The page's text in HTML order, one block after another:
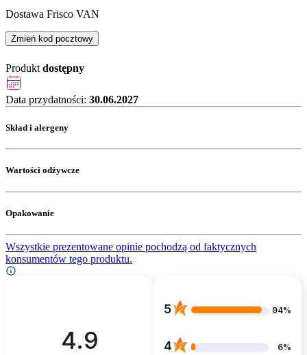
Dostawa Frisco VAN
Zmień kod pocztowy
Produkt dostępny
Data przydatności: 30.06.2027
Skład i alergeny
Wartości odżywcze
Opakowanie
Wszystkie prezentowane opinie pochodzą od faktycznych
konsumentów tego produktu.
4.9
5 94%
4 6%